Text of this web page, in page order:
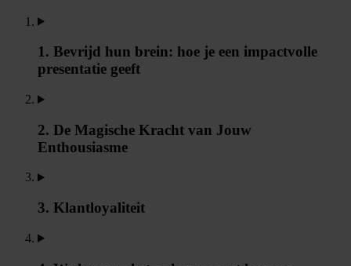
1. Bevrijd hun brein: hoe je een impactvolle
presentatie geeft
2. De Magische Kracht van Jouw
Enthousiasme
3. Klantloyaliteit